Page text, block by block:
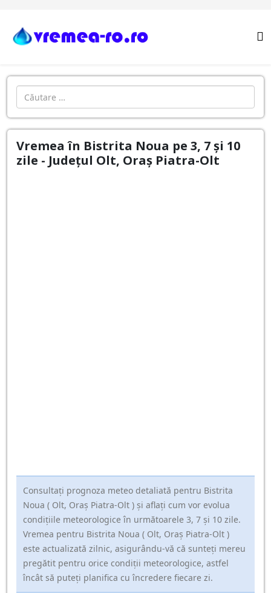
Cautare
Vremea în Bistrita Noua pe 3, 7 și 10
zile - Județul Olt, Oraş Piatra-Olt
Consultați prognoza meteo detaliată pentru Bistrita
Noua ( Olt, Oraş Piatra-Olt ) și aflați cum vor evolua
condițiile meteorologice în următoarele 3, 7 și 10 zile.
Vremea pentru Bistrita Noua ( Olt, Oraş Piatra-Olt )
este actualizată zilnic, asigurându-vă că sunteți mereu
pregătit pentru orice condiții meteorologice, astfel
încât să puteți planifica cu încredere fiecare zi.